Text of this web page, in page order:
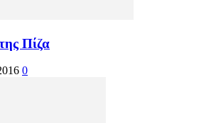
Πίζα
0